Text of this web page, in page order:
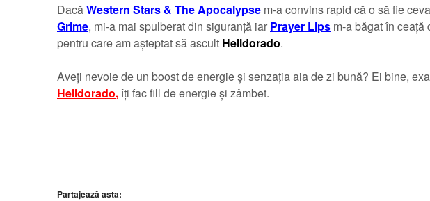
DacăWestern Stars & The Apocalypse m-a convins rapid că o să fie
Grime, mi-a mai spulberat din siguranță iar Prayer Lips m-a băgat în ceață
pentru care am așteptat să ascult Helldorado.
Aveți nevoie de un boost de energie și senzația aia de zi bună? Ei bine,
Helldorado,îți fac fill de energie și zâmbet.
Partajează asta: